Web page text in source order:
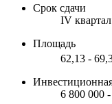
Срок сдачи
IV
Площадь
62,13 -
6 800 000